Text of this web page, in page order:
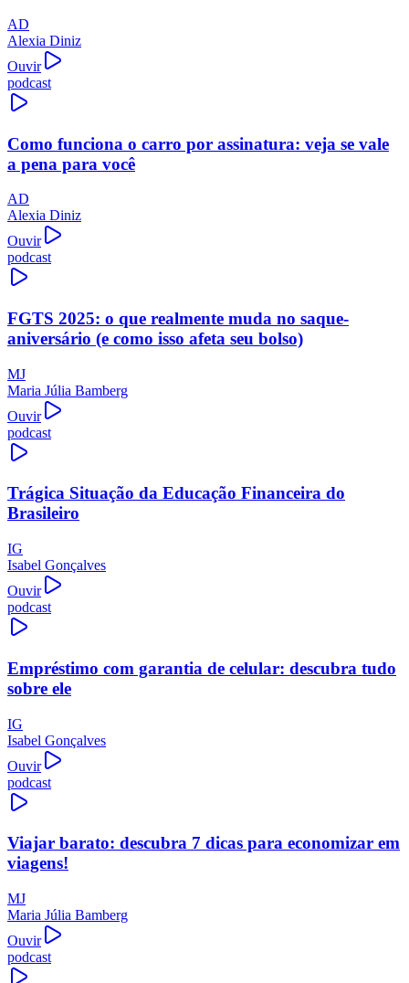
AD
Alexia Diniz
Ouvir
podcast
Como funciona o carro por assinatura: veja se vale
a pena para você
AD
Alexia Diniz
Ouvir
podcast
FGTS 2025: o que realmente muda no saque-
aniversário (e como isso afeta seu bolso)
MJ
Maria Júlia Bamberg
Ouvir
podcast
Trágica Situação da Educação Financeira do
Brasileiro
IG
Isabel Gonçalves
Ouvir
podcast
Empréstimo com garantia de celular: descubra tudo
sobre ele
IG
Isabel Gonçalves
Ouvir
podcast
Viajar barato: descubra 7 dicas para economizar em
viagens!
MJ
Maria Júlia Bamberg
Ouvir
podcast